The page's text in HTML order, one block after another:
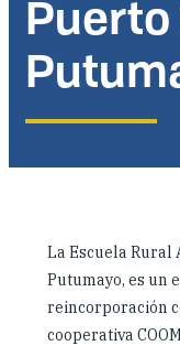
Dónde
Noticias y
Puerto
La Escuela Rural
Putumayo, es un
reincorporación
cooperativa